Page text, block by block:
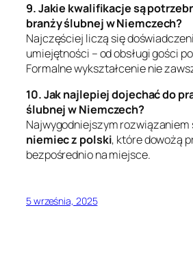
9. Jakie kwalifikacje są
branży ślubnej w Niemczech?
Najczęściej liczą się
umiejętności – od obsługi gości
Formalne wykształcenie nie
10. Jak najlepiej dojechać do
ślubnej w Niemczech?
Najwygodniejszym rozwiązaniem
niemiec z polski, które dowożą
bezpośrednio na miejsce.
5 września, 2025